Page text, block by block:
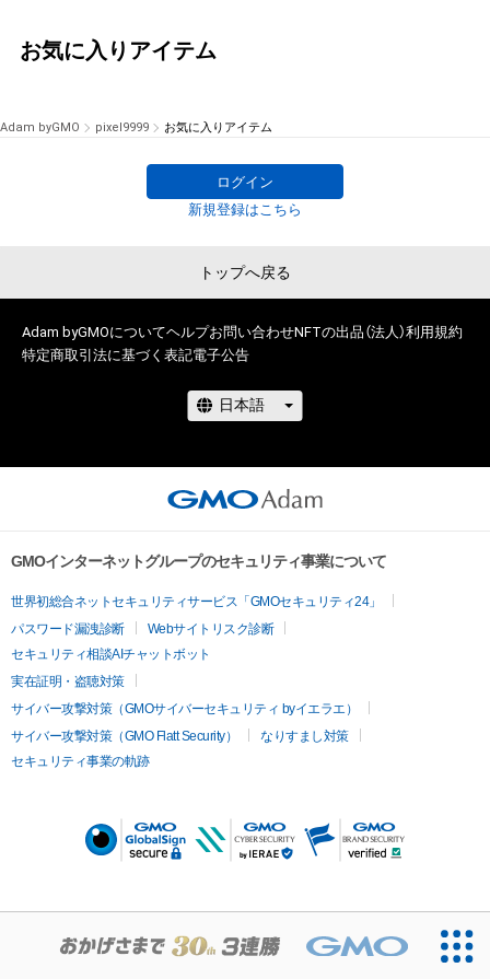
お気に入りアイテム
Adam byGMO pixel9999 お気に入りアイテム
ログイン
新規登録はこちら
トップへ戻る
Adam byGMOについてヘルプお問い合わせNFTの出品（法人）利用規約
特定商取引法に基づく表記電子公告
GMOインターネットグループのセキュリティ事業について
世界初総合ネットセキュリティサービス「GMOセキュリティ24」
パスワード漏洩診断
Webサイトリスク診断
セキュリティ相談AIチャットボット
実在証明・盗聴対策
サイバー攻撃対策（GMOサイバーセキュリティ byイエラエ）
サイバー攻撃対策（GMO Flatt Security）
なりすまし対策
セキュリティ事業の軌跡